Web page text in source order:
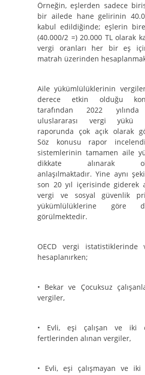
Örneğin, eşlerden sadece
bir ailede hane gelirinin
kabul edildiğinde; eşlerin
(40.000/2 =) 20.000 TL olarak
vergi oranları her bir eş
matrah üzerinden
Aile yükümlülüklerinin
derece etkin olduğu
tarafından 2022 yılında
uluslararası vergi yükü
raporunda çok açık olarak
Söz konusu rapor
sistemlerinin tamamen aile
dikkate alınarak
anlaşılmaktadır. Yine aynı
son 20 yıl içerisinde giderek
vergi ve sosyal güvenlik
yükümlülüklerine göre
görülmektedir.
OECD vergi istatistiklerinde
hesaplanırken;
• Bekar ve Çocuksuz
vergiler,
•
Evli, eşi çalışan ve iki
fertlerinden alınan vergiler,
•
Evli, eşi çalışmayan ve